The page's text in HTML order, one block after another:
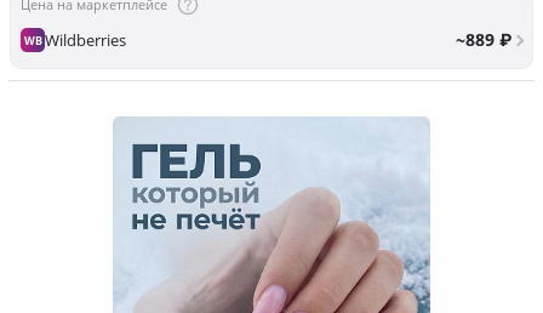
Цена на маркетплейсе
WBWildberries ~889 ₽